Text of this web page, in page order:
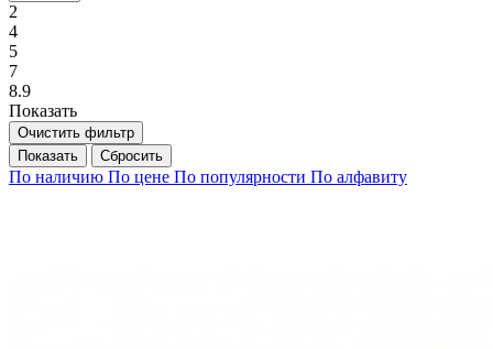
2
4
5
7
8.9
Показать
Очистить фильтр
Сбросить
По наличию По цене По популярности По алфавиту